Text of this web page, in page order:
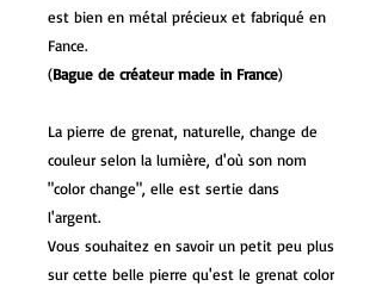
est bien en métal précieux et fabriqué en
Fance.
(Bague de créateur made in France)
La pierre de grenat, naturelle, change de
couleur selon la lumière, d'où son nom
"color change", elle est sertie dans
l'argent.
Vous souhaitez en savoir un petit peu plus
sur cette belle pierre qu'est le grenat color